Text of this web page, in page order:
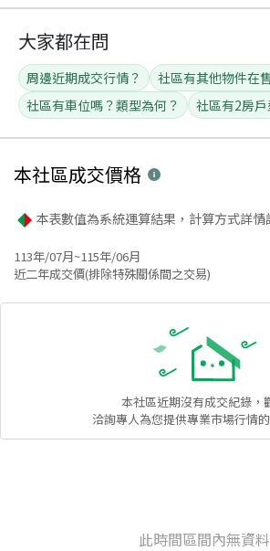
大家都在問
周邊近期成交行情？
社區有其他物件在
社區有車位嗎？類型為何？
社區有2房戶
本社區成交價格
本表數值為系統運算結果，計算方式詳情
113年/07月~115年/06月
近二年成交價(排除特殊關係間之交易)
本社區近期沒有成交紀錄，
洽詢專人為您提供專業市場行情
此時間區間內無資料